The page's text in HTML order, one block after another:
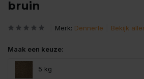
bruin
Merk: Dennerle Bekijk
Maak een keuze:
5 kg